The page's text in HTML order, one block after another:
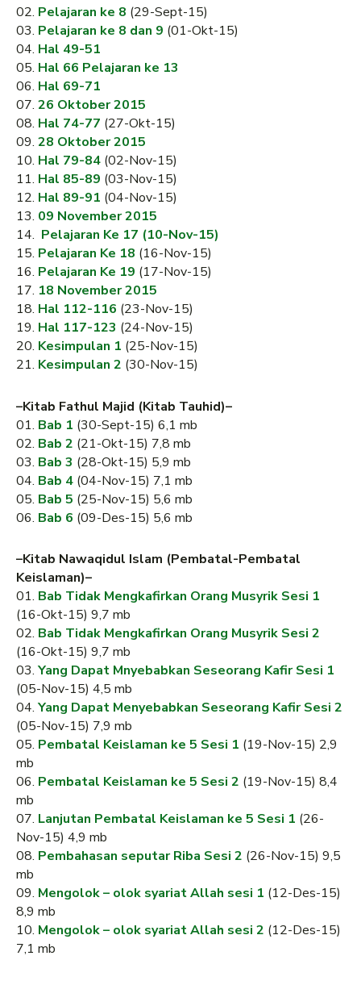
02. Pelajaran ke 8 (29-Sept-15)
03. Pelajaran ke 8 dan 9 (01-Okt-15)
04. Hal 49-51
05. Hal 66 Pelajaran ke 13
06. Hal 69-71
07. 26 Oktober 2015
08. Hal 74-77 (27-Okt-15)
09. 28 Oktober 2015
10. Hal 79-84 (02-Nov-15)
11. Hal 85-89 (03-Nov-15)
12. Hal 89-91 (04-Nov-15)
13. 09 November 2015
14. Pelajaran Ke 17 (10-Nov-15)
15. Pelajaran Ke 18 (16-Nov-15)
16. Pelajaran Ke 19 (17-Nov-15)
17. 18 November 2015
18. Hal 112-116 (23-Nov-15)
19. Hal 117-123 (24-Nov-15)
20. Kesimpulan 1 (25-Nov-15)
21. Kesimpulan 2 (30-Nov-15)
–Kitab Fathul Majid (Kitab Tauhid)–
01. Bab 1 (30-Sept-15) 6,1 mb
02. Bab 2 (21-Okt-15) 7,8 mb
03. Bab 3 (28-Okt-15) 5,9 mb
04. Bab 4 (04-Nov-15) 7,1 mb
05. Bab 5 (25-Nov-15) 5,6 mb
06. Bab 6 (09-Des-15) 5,6 mb
–Kitab Nawaqidul Islam (Pembatal-Pembatal
Keislaman)–
01. Bab Tidak Mengkafirkan Orang Musyrik Sesi 1
(16-Okt-15) 9,7 mb
02. Bab Tidak Mengkafirkan Orang Musyrik Sesi 2
(16-Okt-15) 9,7 mb
03. Yang Dapat Mnyebabkan Seseorang Kafir Sesi 1
(05-Nov-15) 4,5 mb
04. Yang Dapat Menyebabkan Seseorang Kafir Sesi 2
(05-Nov-15) 7,9 mb
05. Pembatal Keislaman ke 5 Sesi 1 (19-Nov-15) 2,9
mb
06. Pembatal Keislaman ke 5 Sesi 2 (19-Nov-15) 8,4
mb
07. Lanjutan Pembatal Keislaman ke 5 Sesi 1 (26-
Nov-15) 4,9 mb
08. Pembahasan seputar Riba Sesi 2 (26-Nov-15) 9,5
mb
09. Mengolok – olok syariat Allah sesi 1 (12-Des-15)
8,9 mb
10. Mengolok – olok syariat Allah sesi 2 (12-Des-15)
7,1 mb